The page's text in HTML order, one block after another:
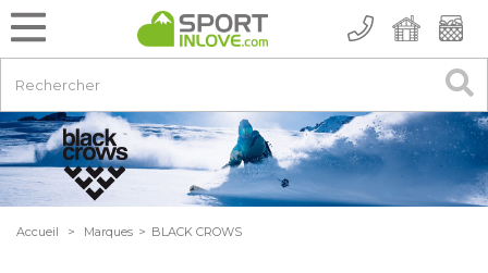
Accueil > Marques > BLACK CROWS